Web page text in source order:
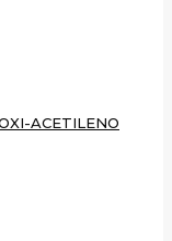
ACETILENO